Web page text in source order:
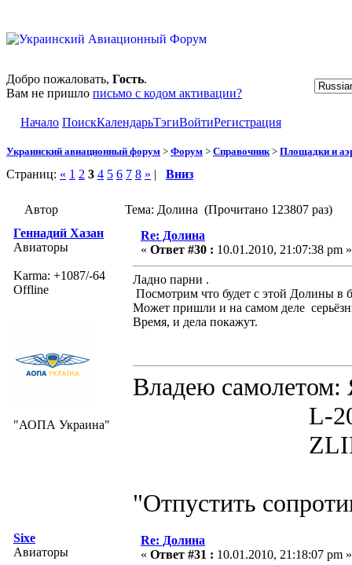
Добро пожаловать, Гость.
Вам не пришло письмо с кодом активации?
Начало ПоискКалендарьТэгиВойтиРегистрация
Украинский авиационный форум > Форум > Справочник > Площадки и
Страниц: « 1 2 3 4 5 6 7 8 » | Вниз
Автор
Тема: Долина (Прочитано 123807 раз)
Геннадий Хазан
Авиаторы
Karma: +1087/-64
Offline
"АОПА Украина"
Re: Долина
« Ответ #30 : 10.01.2010, 21:07:38 pm »
Ладно парни .
Посмотрим что будет с этой Долины в
Может пришли и на самом деле
Время, и дела покажут.
Владею
L-200D
ZLIN 526
"Отпустить
Sixe
Авиаторы
Re: Долина
« Ответ #31 : 10.01.2010, 21:18:07 pm »